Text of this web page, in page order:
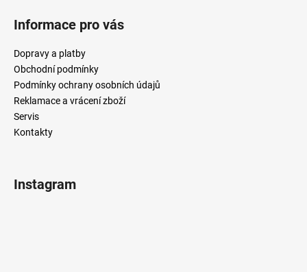
Informace pro vás
Dopravy a platby
Obchodní podmínky
Podmínky ochrany osobních údajů
Reklamace a vrácení zboží
Servis
Kontakty
Instagram